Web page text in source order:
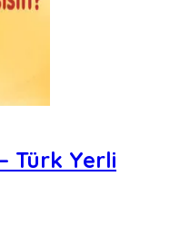
Türk Yerli